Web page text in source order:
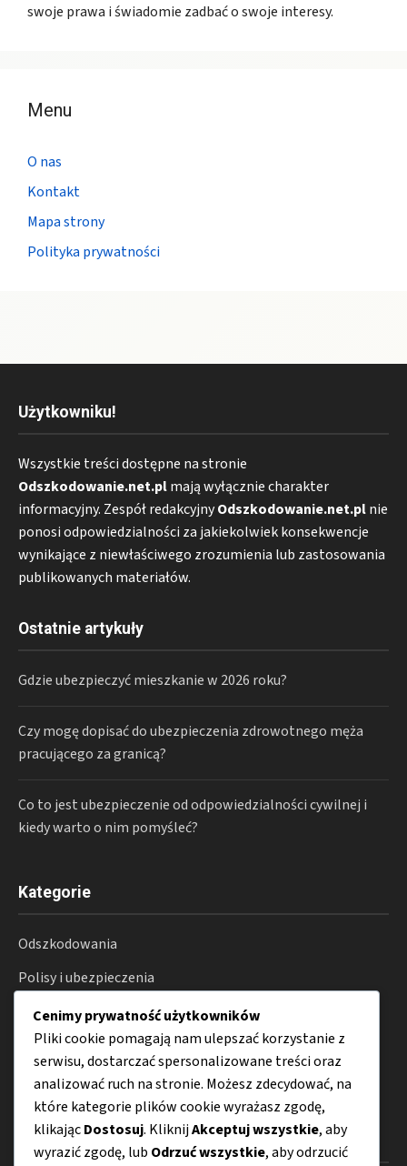
swoje prawa i świadomie zadbać o swoje interesy.
Menu
O nas
Kontakt
Mapa strony
Polityka prywatności
Użytkowniku!
Wszystkie treści dostępne na stronie
Odszkodowanie.net.plmają wyłącznie charakter
informacyjny. Zespół redakcyjnyOdszkodowanie.net.plnie
ponosi odpowiedzialności za jakiekolwiek konsekwencje
wynikające z niewłaściwego zrozumienia lub zastosowania
publikowanych materiałów.
Ostatnie artykuły
Gdzie ubezpieczyć mieszkanie w 2026 roku?
Czy mogę dopisać do ubezpieczenia zdrowotnego męża
pracującego za granicą?
Co to jest ubezpieczenie od odpowiedzialności cywilnej i
kiedy warto o nim pomyśleć?
Kategorie
Odszkodowania
Polisy i ubezpieczenia
Prawo i procesy
Konsument
Porady
Cenimy prywatność użytkowników
Pliki cookie pomagają nam ulepszać korzystanie z
serwisu, dostarczać spersonalizowane treści oraz
analizować ruch na stronie. Możesz zdecydować, na
które kategorie plików cookie wyrażasz zgodę,
klikającDostosuj. KliknijAkceptuj wszystkie, aby
wyrazić zgodę, lub Odrzuć wszystkie, aby odrzucić